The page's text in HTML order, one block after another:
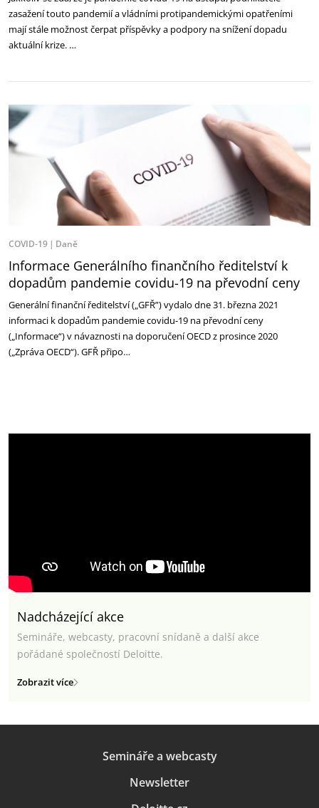
zasažení touto pandemií a vládními protipandemickými opatřeními
mají stále možnost čerpat příspěvky a podpory na snížení dopadu
aktuální krize. …
COVID-19 Daně
Informace Generálního finančního ředitelství k
dopadům pandemie covidu-19 na převodní ceny
Generální finanční ředitelství („GFŘ”) vydalo dne 31. března 2021
informaci k dopadům pandemie covidu-19 na převodní ceny
(„Informace“) v návaznosti na doporučení OECD z prosince 2020
(„Zpráva OECD“). GFŘ připo…
Nadcházející akce
Semináře, webcasty, pracovní snídaně a další akce
pořádané společností Deloitte.
Zobrazit více
Semináře a webcasty
Newsletter